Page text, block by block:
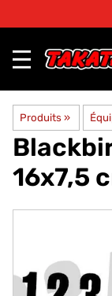
Produits ‪»
16x7,5